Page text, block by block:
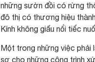
những sườn đồi có rừng
đô thị có thương hiệu
Kính không giấu nổi tiếc
Một trong những việc phải
sơ cho những công trình